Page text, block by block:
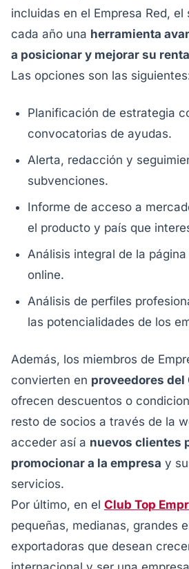
incluidas en el Empresa Red,
cada año una herramienta
a posicionar y mejorar su
Las opciones son las
Planificación de estrategia
convocatorias de ayudas.
Alerta, redacción y
subvenciones.
Informe de acceso a
el producto y país que
Análisis integral de la
online.
Análisis de perfiles
las potencialidades de los
Además, los miembros de
convierten en proveedores del
ofrecen descuentos o
resto de socios a través de la
acceder así a nuevos clientes
promocionar a la empresa y
servicios.
Por último, en el Club Top
pequeñas, medianas, grandes
exportadoras que desean